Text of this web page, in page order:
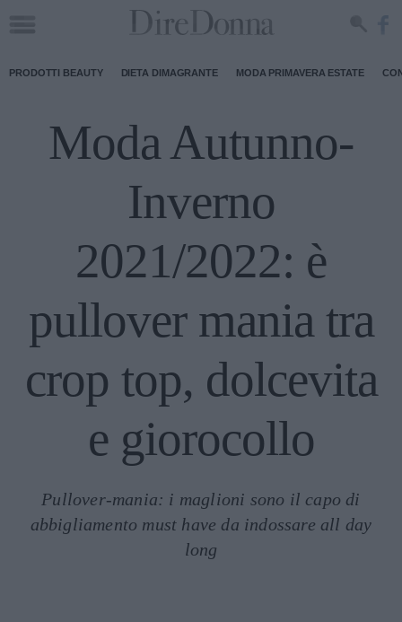
PRODOTTI BEAUTY DIETA DIMAGRANTE MODA PRIMAVERA ESTATE
Moda Autunno-
Inverno
2021/2022: è
pullover mania tra
crop top, dolcevita
e giorocollo
Pullover-mania: i maglioni sono il capo di
abbigliamento must have da indossare all day
long